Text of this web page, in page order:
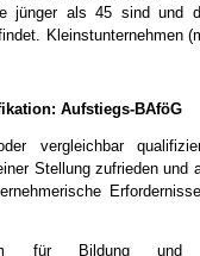
jünger als 45 sind und
Kleinstunternehmen
Aufstiegs-BAföG
vergleichbar
Stellung zufrieden
für Bildung